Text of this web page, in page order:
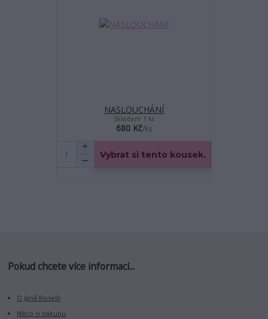
NASLOUCHÁNÍ
680 Kč/ks
Skladem 1 ks
Vybrat si tento kousek.
Pokud chcete více informací...
O Janě Roselli
Něco o nákupu